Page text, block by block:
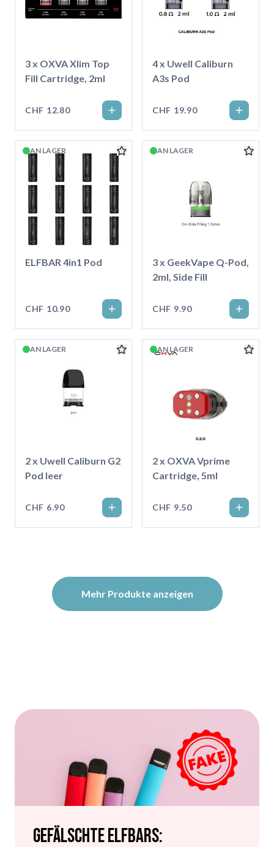
3 x OXVA Xlim Top
Fill Cartridge, 2ml
CHF 12.80
4 x Uwell Caliburn
A3s Pod
CHF 19.90
AN LAGER
ELFBAR 4in1 Pod
CHF 10.90
AN LAGER
3 x GeekVape Q-Pod,
2ml, Side Fill
CHF 9.90
AN LAGER
2 x Uwell Caliburn G2
Pod leer
CHF 6.90
AN LAGER
2 x OXVA Vprime
Cartridge, 5ml
CHF 9.50
Mehr Produkte anzeigen
Gefälschte Elfbars: